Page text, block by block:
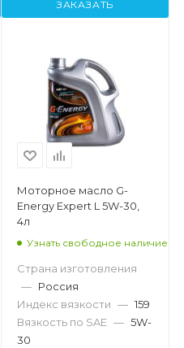
ЗАКАЗАТЬ
Моторное масло G-
Energy Expert L 5W-30,
4л
Узнать свободное наличие
Страна изготовления
— Россия
Индекс вязкости — 159
Вязкость по SAE — 5W-
30